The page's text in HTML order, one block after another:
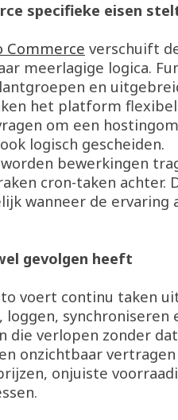
specifieke eisen
Commerce verschuift
meerlagige logica.
en
het platform
om een
logisch gescheiden.
bewerkingen
cron-taken achter.
wanneer de ervaring
gevolgen heeft
voert continu taken
loggen,
die verlopen zonder
onzichtbaar
onjuiste